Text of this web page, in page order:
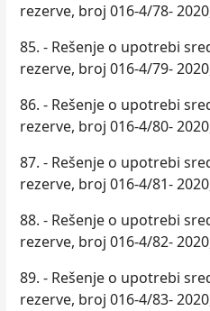
rezerve, broj 016-4/78-
85. - Rešenje o upotrebi
rezerve, broj 016-4/79-
86. - Rešenje o upotrebi
rezerve, broj 016-4/80-
87. - Rešenje o upotrebi
rezerve, broj 016-4/81-
88. - Rešenje o upotrebi
rezerve, broj 016-4/82-
89. - Rešenje o upotrebi
rezerve, broj 016-4/83-